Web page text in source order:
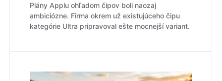
Plány Applu ohľadom čipov boli naozaj
ambiciózne. Firma okrem už existujúceho čipu
kategórie Ultra pripravoval ešte mocnejší variant.